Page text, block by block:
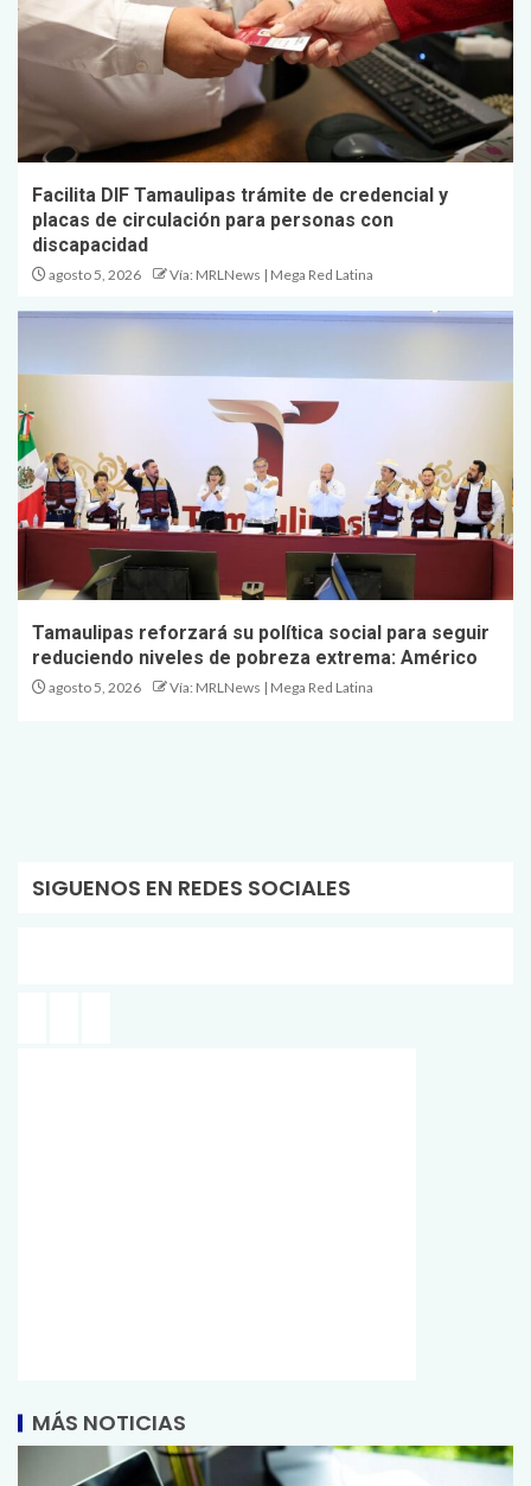
Facilita DIF Tamaulipas trámite de credencial y
placas de circulación para personas con
discapacidad
agosto 5, 2026 Vía: MRLNews | Mega Red Latina
Tamaulipas reforzará su política social para seguir
reduciendo niveles de pobreza extrema: Américo
agosto 5, 2026 Vía: MRLNews | Mega Red Latina
SIGUENOS EN REDES SOCIALES
MÁS NOTICIAS